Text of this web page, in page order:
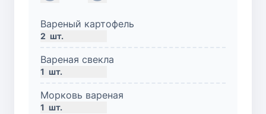
Вареный картофель
2 шт.
Вареная свекла
1 шт.
Морковь вареная
1 шт.